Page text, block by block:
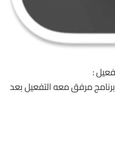
ستجد روابط تحميل TominLab WonderPen برنامج مرفق معه التفعيل بعد